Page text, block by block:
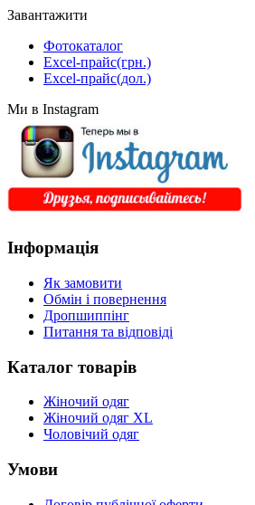
Завантажити
Фотокаталог
Excel-прайс(грн.)
Excel-прайс(дол.)
Ми в Instagram
Інформація
Як замовити
Обмін і повернення
Дропшиппінг
Питання та відповіді
Каталог товарів
Жіночий одяг
Жіночий одяг XL
Чоловічий одяг
Умови